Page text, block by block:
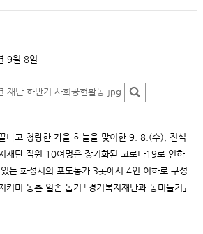
9월 8일
재단 하반기 사회공헌활동.jpg
나고 청량한 가을 하늘을 맞이한 9. 8.(수), 진석
재단 직원 10여명은 장기화된 코로나19로 인하
는 화성시의 포도농가 3곳에서 4인 이하로 구성
며 농촌 일손 돕기 「경기복지재단과 농며들기」